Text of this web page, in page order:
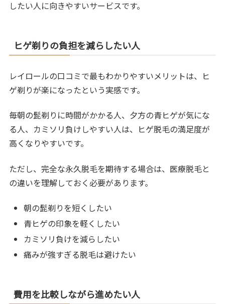
したい人に向きやすいサービスです。
ヒゲ剃りの負担を減らしたい人
レイロールの口コミで最もわかりやすいメリットは、ヒ
ゲ剃りが楽になったという実感です。
毎朝の髭剃りに時間がかかる人、夕方の青ヒゲが気にな
る人、カミソリ負けしやすい人は、ヒゲ脱毛の満足度が
高くなりやすいです。
ただし、完全な永久脱毛を期待する場合は、医療脱毛と
の違いを理解しておく必要があります。
朝の髭剃りを短くしたい
青ヒゲの印象を軽くしたい
カミソリ負けを減らしたい
痛みが強すぎる脱毛は避けたい
費用を比較しながら進めたい人